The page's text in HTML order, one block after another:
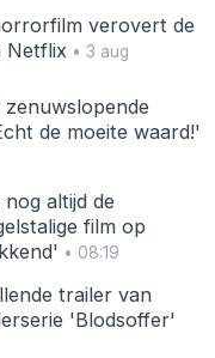
verovert de
Netflix • 3 aug
de moeite waard!'
altijd de
film op
• 08:19
trailer van
'Blodsoffer'